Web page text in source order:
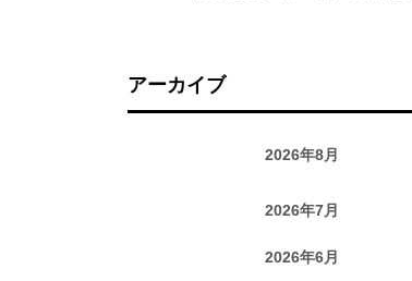
アーカイブ
2026年8月
2026年7月
2026年6月